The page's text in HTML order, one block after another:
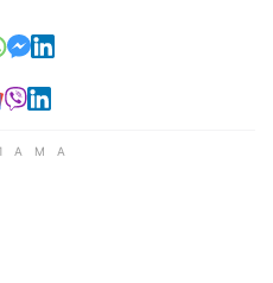
в Telegram
в Facebook
в Xв Viber
отправить в Whatsapp
отправить в Messenger
отправить в LinkedIn
Telegram
в Facebook
в X
Читайте в Google news
Читайте в Viber
Читайте в LinkedIn